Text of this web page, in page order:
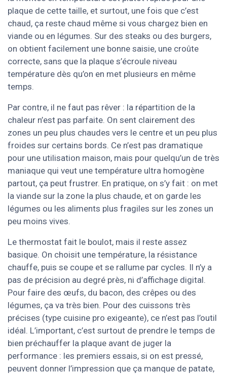
plaque de cette taille, et surtout, une fois que c’est
chaud, ça reste chaud même si vous chargez bien en
viande ou en légumes. Sur des steaks ou des burgers,
on obtient facilement une bonne saisie, une croûte
correcte, sans que la plaque s’écroule niveau
température dès qu’on en met plusieurs en même
temps.
Par contre, il ne faut pas rêver : la répartition de la
chaleur n’est pas parfaite. On sent clairement des
zones un peu plus chaudes vers le centre et un peu plus
froides sur certains bords. Ce n’est pas dramatique
pour une utilisation maison, mais pour quelqu’un de très
maniaque qui veut une température ultra homogène
partout, ça peut frustrer. En pratique, on s’y fait : on met
la viande sur la zone la plus chaude, et on garde les
légumes ou les aliments plus fragiles sur les zones un
peu moins vives.
Le thermostat fait le boulot, mais il reste assez
basique. On choisit une température, la résistance
chauffe, puis se coupe et se rallume par cycles. Il n’y a
pas de précision au degré près, ni d’affichage digital.
Pour faire des œufs, du bacon, des crêpes ou des
légumes, ça va très bien. Pour des cuissons très
précises (type cuisine pro exigeante), ce n’est pas l’outil
idéal. L’important, c’est surtout de prendre le temps de
bien préchauffer la plaque avant de juger la
performance : les premiers essais, si on est pressé,
peuvent donner l’impression que ça manque de patate,